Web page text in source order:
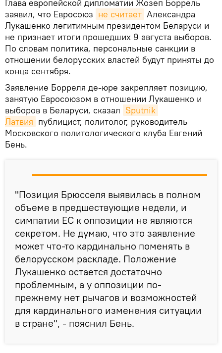
Глава европейской дипломатии Жозеп Боррель
заявил, что Евросоюз не считает Александра
Лукашенко легитимным президентом Беларуси и
не признает итоги прошедших 9 августа выборов.
По словам политика, персональные санкции в
отношении белорусских властей будут приняты до
конца сентября.
Заявление Борреля де-юре закрепляет позицию,
занятую Евросоюзом в отношении Лукашенко и
выборов в Беларуси, сказал Sputnik
Латвия публицист, политолог, руководитель
Московского политологического клуба Евгений
Бень.
"Позиция Брюсселя выявилась в полном
объеме в предшествующие недели, и
симпатии ЕС к оппозиции не являются
секретом. Не думаю, что это заявление
может что-то кардинально поменять в
белорусском раскладе. Положение
Лукашенко остается достаточно
проблемным, а у оппозиции по-
прежнему нет рычагов и возможностей
для кардинального изменения ситуации
в стране", - пояснил Бень.